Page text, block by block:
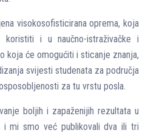
visokosofisticirana oprema, koja
i u naučno-istraživačke i
koja će omogućiti i sticanje znanja,
svijesti studenata za područja
za tu vrstu posla.
boljih i zapaženijih rezultata u
i mi smo već publikovali dva ili tri